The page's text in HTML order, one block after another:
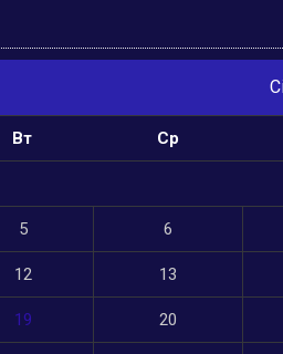
Вт Ср
5 6
12 13
19 20